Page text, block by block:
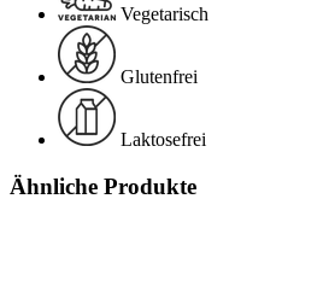
Vegetarisch
Glutenfrei
Laktosefrei
Ähnliche Produkte